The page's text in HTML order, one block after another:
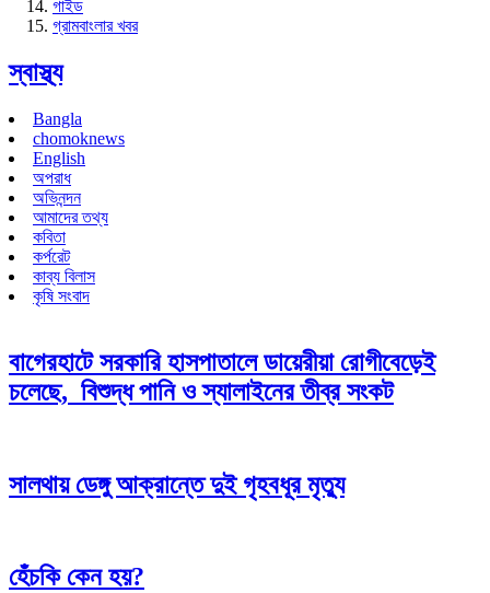
গাইড
গ্রামবাংলার খবর
স্বাস্থ্য
Bangla
chomoknews
English
অপরাধ
অভিনন্দন
আমাদের তথ্য
কবিতা
কর্পরেট
কাব্য বিলাস
কৃষি সংবাদ
বাগেরহাটে সরকারি হাসপাতালে ডায়েরীয়া রোগীবেড়েই
চলেছে, বিশুদ্ধ পানি ও স্যালাইনের তীব্র সংকট
সালথায় ডেঙ্গু আক্রান্তে দুই গৃহবধূর মৃত্যু
হেঁচকি কেন হয়?